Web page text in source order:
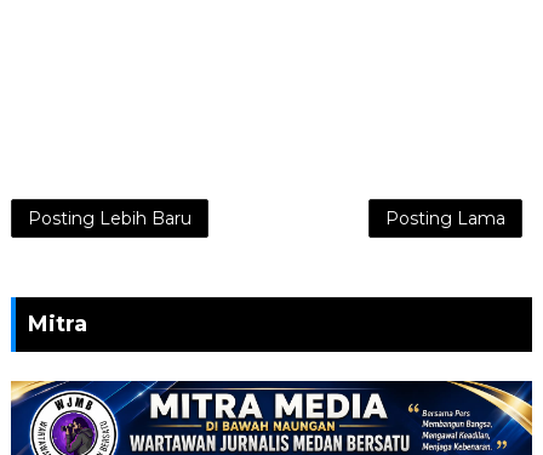
Posting Lebih Baru Posting Lama
Mitra